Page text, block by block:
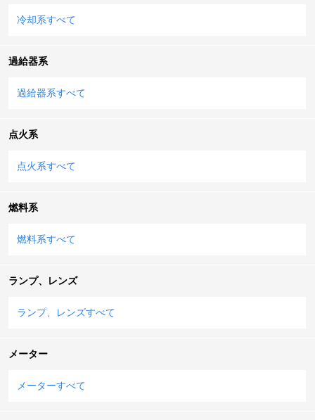
冷却系すべて
過給器系
過給器系すべて
点火系
点火系すべて
燃料系
燃料系すべて
ランプ、レンズ
ランプ、レンズすべて
メーター
メーターすべて